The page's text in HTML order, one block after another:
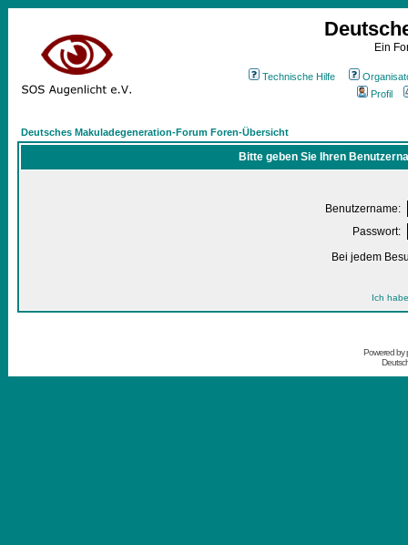
Ein
Technische Hilfe
Profil
Deutsches Makuladegeneration-Forum Foren-Übersicht
Bitte geben Sie Ihren
Benutzername:
Passwort:
Bei jedem
Ich
Powered by